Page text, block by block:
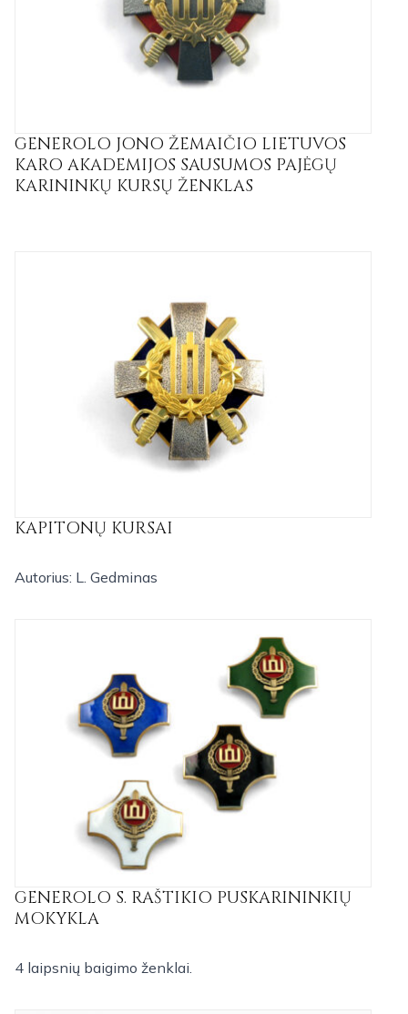
GENEROLO JONO ŽEMAIČIO LIETUVOS
KARO AKADEMIJOS SAUSUMOS PAJĖGŲ
KARININKŲ KURSŲ ŽENKLAS
KAPITONŲ KURSAI
Autorius: L. Gedminas
GENEROLO S. RAŠTIKIO PUSKARININKIŲ
MOKYKLA
4 laipsnių baigimo ženklai.